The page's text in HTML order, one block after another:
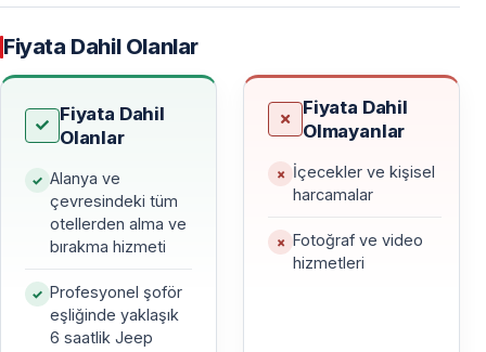
özel 4x4 jeep araçlarıyla gerçekleştirilen, tam gün
süren bir doğa ve eğlence turudur. Asfalt yollardan
ayrılarak dağ yollarına girer, köyleri ziyaret eder ve
doğal güzelliklerle iç içe keyifli bir rota izlersiniz.
4x4 Araçlarla Off-Road Deneyimi
Tur boyunca tozlu yollar, dağ parkurları ve doğal
rotalarda ilerleyerek gerçek bir safari atmosferi
yaşarsınız. Manzara duraklarında fotoğraf molaları
Fiyata Dahil Olanlar
Fiyata Dahil
Olanlar
Alanya ve
çevresindeki tüm
otellerden alma ve
bırakma hizmeti
Profesyonel şoför
eşliğinde yaklaşık
6 saatlik Jeep
Fiyata Dahil
Olmayanlar
İçecekler ve kişisel
harcamalar
Fotoğraf ve video
hizmetleri